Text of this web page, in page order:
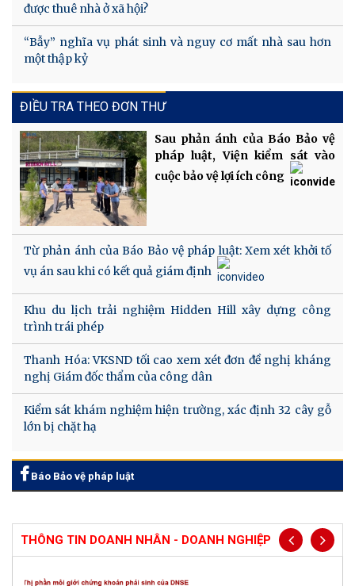
được thuê nhà ở xã hội?
“Bẫy” nghĩa vụ phát sinh và nguy cơ mất nhà sau hơn
một thập kỷ
ĐIỀU TRA THEO ĐƠN THƯ
Sau phản ánh của Báo Bảo vệ
pháp luật, Viện kiểm sát vào
cuộc bảo vệ lợi ích công
Từ phản ánh của Báo Bảo vệ pháp luật: Xem xét khởi tố
vụ án sau khi có kết quả giám định
Khu du lịch trải nghiệm Hidden Hill xây dựng công
trình trái phép
Thanh Hóa: VKSND tối cao xem xét đơn đề nghị kháng
nghị Giám đốc thẩm của công dân
Kiểm sát khám nghiệm hiện trường, xác định 32 cây gỗ
lớn bị chặt hạ
Báo Bảo vệ pháp luật
THÔNG TIN DOANH NHÂN - DOANH NGHIỆP